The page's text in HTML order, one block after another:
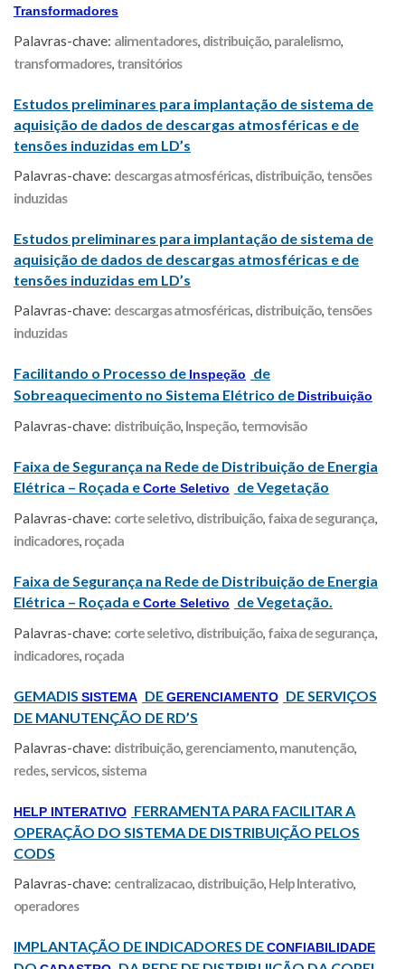
Transformadores
Palavras-chave: alimentadores, distribuição, paralelismo,
transformadores, transitórios
Estudos preliminares para implantação de sistema de
aquisição de dados de descargas atmosféricas e de
tensões induzidas em LD’s
Palavras-chave: descargas atmosféricas, distribuição, tensões
induzidas
Estudos preliminares para implantação de sistema de
aquisição de dados de descargas atmosféricas e de
tensões induzidas em LD’s
Palavras-chave: descargas atmosféricas, distribuição, tensões
induzidas
Facilitando o Processo de Inspeção
de
Sobreaquecimento no Sistema Elétrico de Distribuição
Palavras-chave: distribuição, Inspeção, termovisão
Faixa de Segurança na Rede de Distribuição de Energia
Elétrica – Roçada eCorte Seletivo de Vegetação
Palavras-chave: corte seletivo, distribuição, faixa de segurança,
indicadores, roçada
Faixa de Segurança na Rede de Distribuição de Energia
Elétrica – Roçada eCorte Seletivo de Vegetação.
Palavras-chave: corte seletivo, distribuição, faixa de segurança,
indicadores, roçada
GEMADIS SISTEMA DEGERENCIAMENTO DE SERVIÇOS
DE MANUTENÇÃO DE RD’S
Palavras-chave: distribuição, gerenciamento, manutenção,
redes, servicos, sistema
HELP INTERATIVO FERRAMENTA PARA FACILITAR A
OPERAÇÃO DO SISTEMA DE DISTRIBUIÇÃO PELOS
CODS
Palavras-chave: centralizacao, distribuição, Help Interativo,
operadores
IMPLANTAÇÃO DE INDICADORES DECONFIABILIDADE